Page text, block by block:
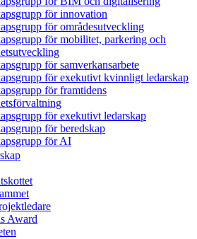
för innovation
för områdesutveckling
för mobilitet, parkering och
för samverkansarbete
för exekutivt kvinnligt ledarskap
för framtidens
för exekutivt ledarskap
för beredskap
för AI
Award